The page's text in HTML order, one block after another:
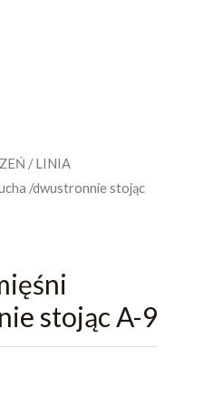
/LINIA
/dwustronnie stojąc
stojąc A-9